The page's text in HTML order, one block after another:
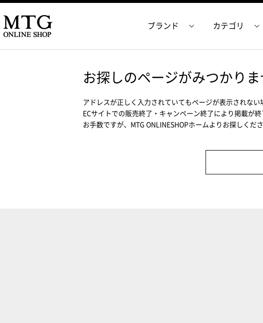
ブランド カテゴリ
お探しのページがみつかりま
アドレスが正しく入力されていてもページが表示されない
ECサイトでの販売終了・キャンペーン終了により掲載が
お手数ですが、MTG ONLINESHOPホームよりお探しくださ